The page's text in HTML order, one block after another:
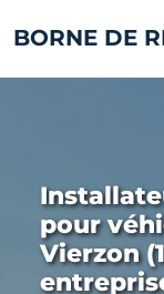
BORNE DE
pour
Vierzon